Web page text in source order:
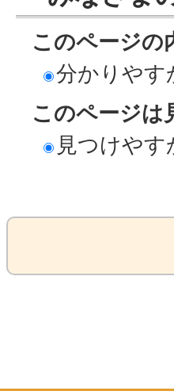
このページの
分かりやす
このページは
見つけやす